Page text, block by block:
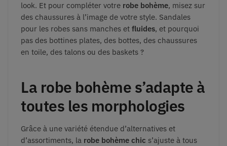
look. Et pour compléter votre robe bohème, misez sur
des chaussures à l’image de votre style. Sandales
pour les robes sans manches et fluides, et pourquoi
pas des bottines plates, des bottes, des chaussures
en toile, des talons ou des baskets ?
La robe bohème s’adapte à
toutes les morphologies
Grâce à une variété étendue d’alternatives et
d’assortiments, la robe bohème chic s’ajuste à tous